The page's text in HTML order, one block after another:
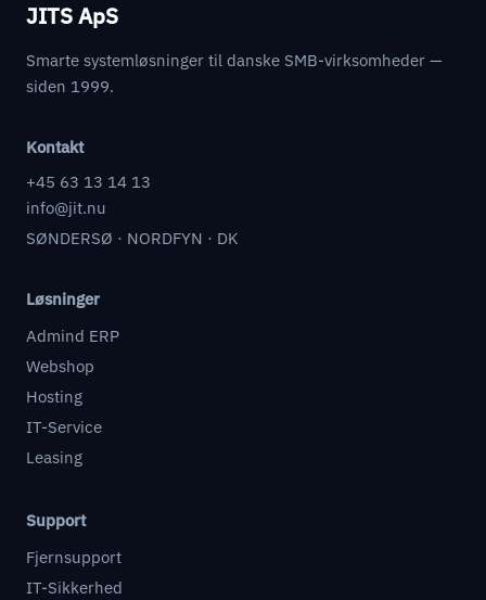
JITS ApS
Smarte systemløsninger til danske SMB-virksomheder —
siden 1999.
Kontakt
+45 63 13 14 13
info@jit.nu
SØNDERSØ · NORDFYN · DK
Løsninger
Admind ERP
Webshop
Hosting
IT-Service
Leasing
Support
Fjernsupport
IT-Sikkerhed